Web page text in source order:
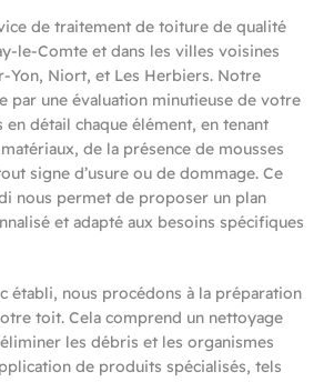
de traitement de toiture de qualité
le-Comte et dans les villes voisines
Yon, Niort, et Les Herbiers. Notre
par une évaluation minutieuse de votre
détail chaque élément, en tenant
de la présence de mousses
signe d’usure ou de dommage. Ce
nous permet de proposer un plan
et adapté aux besoins spécifiques
établi, nous procédons à la préparation
toit. Cela comprend un nettoyage
les débris et les organismes
de produits spécialisés, tels